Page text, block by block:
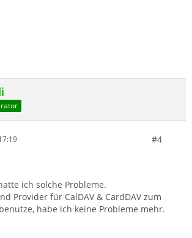
#4
ich solche Probleme.
Provider für CalDAV & CardDAV zum
habe ich keine Probleme mehr.